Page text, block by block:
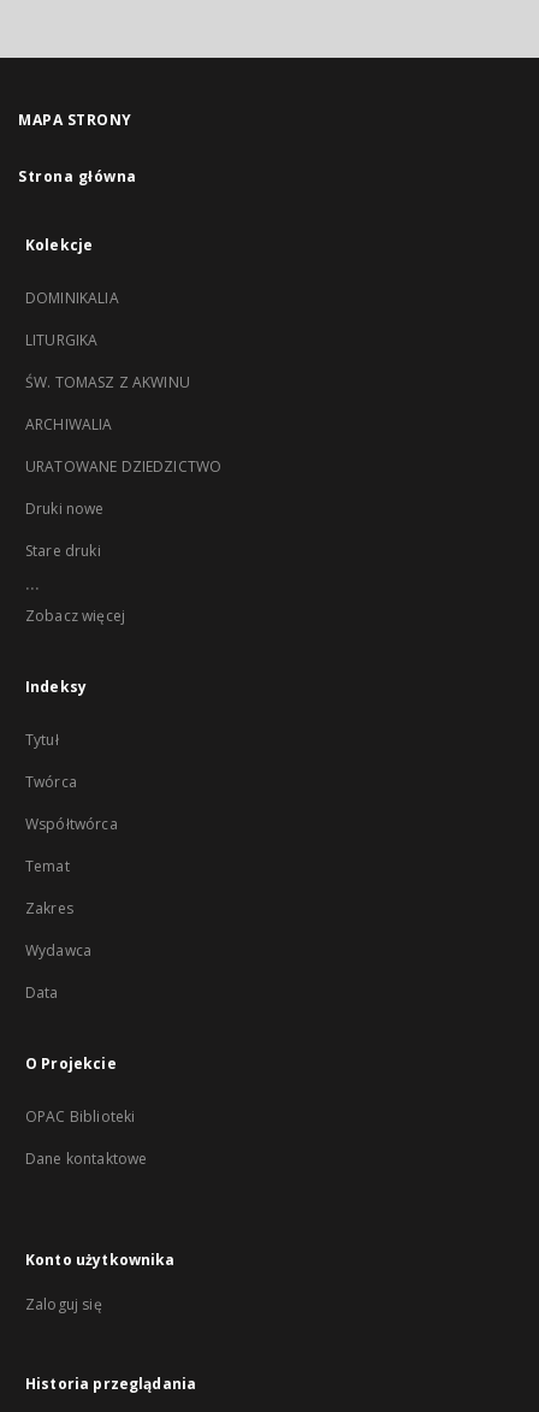
MAPA STRONY
Strona główna
Kolekcje
DOMINIKALIA
LITURGIKA
ŚW. TOMASZ Z AKWINU
ARCHIWALIA
URATOWANE DZIEDZICTWO
Druki nowe
Stare druki
...
Zobacz więcej
Indeksy
Tytuł
Twórca
Współtwórca
Temat
Zakres
Wydawca
Data
O Projekcie
OPAC Biblioteki
Dane kontaktowe
Konto użytkownika
Zaloguj się
Historia przeglądania